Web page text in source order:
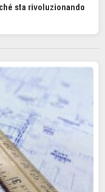
sta rivoluzionando